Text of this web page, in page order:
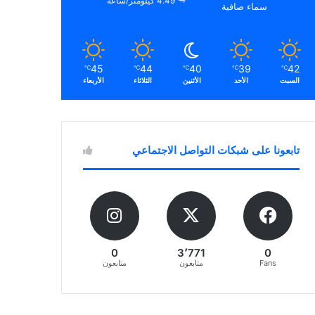
سماء صافية
42
℃
السبت
39
℃
الأحد
40
℃
الأثنين
44
℃
الثلاثاء
45
℃
الأربعاء
تابعونا على شبكات التواصل الاجتماعي
0
Fans
3٬771
متابعون
0
متابعون